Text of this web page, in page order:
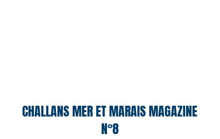
CHALLANS MER ET MARAIS MAGAZINE
N°8